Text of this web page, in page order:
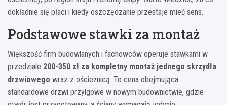
dokładnie się płaci i kiedy oszczędzanie przestaje mieć sens.
Podstawowe stawki za montaż
Większość firm budowlanych i fachowców operuje stawkami w
przedziale 200-350 zł za kompletny montaż jednego skrzydła
drzwiowego wraz z ościeżnicą. To cena obejmująca
standardowe drzwi przylgowe w nowym budownictwie, gdzie